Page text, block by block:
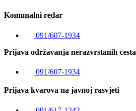
Komunalni redar
091/607-1934
Prijava održavanja nerazvrstanih cesta
091/607-1934
Prijava kvarova na javnoj rasvjeti